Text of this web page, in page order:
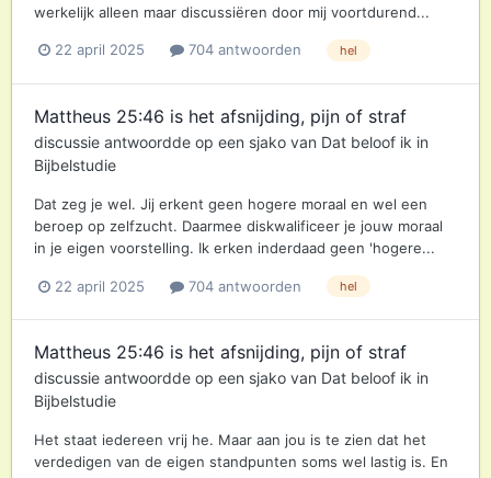
werkelijk alleen maar discussiëren door mij voortdurend...
22 april 2025 704 antwoorden hel
Mattheus 25:46 is het afsnijding, pijn of straf
discussie antwoordde op een sjako van Dat beloof ik in
Bijbelstudie
Dat zeg je wel. Jij erkent geen hogere moraal en wel een
beroep op zelfzucht. Daarmee diskwalificeer je jouw moraal
in je eigen voorstelling. Ik erken inderdaad geen 'hogere...
22 april 2025 704 antwoorden hel
Mattheus 25:46 is het afsnijding, pijn of straf
discussie antwoordde op een sjako van Dat beloof ik in
Bijbelstudie
Het staat iedereen vrij he. Maar aan jou is te zien dat het
verdedigen van de eigen standpunten soms wel lastig is. En